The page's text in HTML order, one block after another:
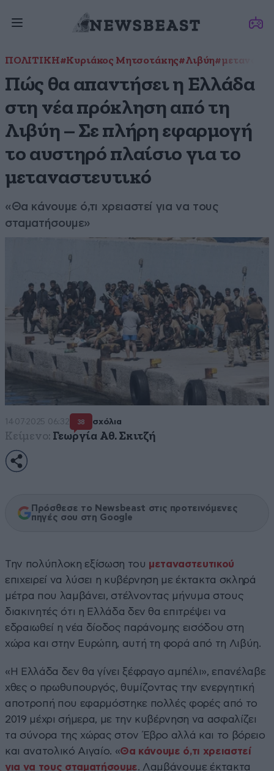
ΠΟΛΙΤΙΚΗ#Κυριάκος Μητσοτάκης#Λιβύη
Πώς θα απαντήσει η Ελλάδα
στη νέα πρόκληση από τη
Λιβύη – Σε πλήρη εφαρμογή
το αυστηρό πλαίσιο για το
μεταναστευτικό
«Θα κάνουμε ό,τι χρειαστεί για να τους
σταματήσουμε»
14·07·2025 06:32 38 σχόλια
Κείμενο: Γεωργία Αθ. Σκιτζή
Πρόσθεσε το Newsbeast στις προτεινόμενες
πηγές σου στη Google
Την πολύπλοκη εξίσωση του μεταναστευτικού
επιχειρεί να λύσει η κυβέρνηση με έκτακτα σκληρά
μέτρα που λαμβάνει, στέλνοντας μήνυμα στους
διακινητές ότι η Ελλάδα δεν θα επιτρέψει να
εδραιωθεί η νέα δίοδος παράνομης εισόδου στη
χώρα και στην Ευρώπη, αυτή τη φορά από τη Λιβύη.
«Η Ελλάδα δεν θα γίνει ξέφραγο αμπέλι», επανέλαβε
χθες ο πρωθυπουργός, θυμίζοντας την ενεργητική
αποτροπή που εφαρμόστηκε πολλές φορές από το
2019 μέχρι σήμερα, με την κυβέρνηση να ασφαλίζει
τα σύνορα της χώρας στον Έβρο αλλά και το βόρειο
και ανατολικό Αιγαίο. «Θα κάνουμε ό,τι χρειαστεί
για να τους σταματήσουμε. Λαμβάνουμε έκτακτα